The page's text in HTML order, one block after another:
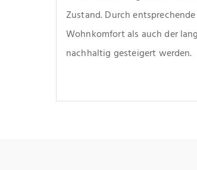
Zustand. Durch
Wohnkomfort als auch der
nachhaltig gesteigert werden.